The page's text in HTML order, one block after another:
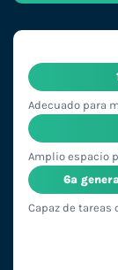
Adecuado para
Amplio espacio
6ª
Capaz de tareas